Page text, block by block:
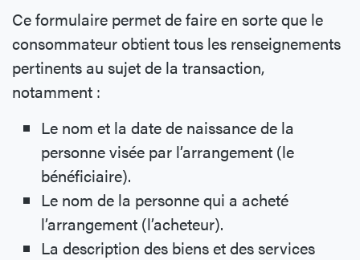
Ce formulaire permet de faire en sorte que le
consommateur obtient tous les renseignements
pertinents au sujet de la transaction,
notamment :
Le nom et la date de naissance de la
personne visée par l’arrangement (le
bénéficiaire).
Le nom de la personne qui a acheté
l’arrangement (l’acheteur).
La description des biens et des services